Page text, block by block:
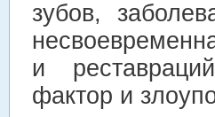
зубов,
и
фактор и